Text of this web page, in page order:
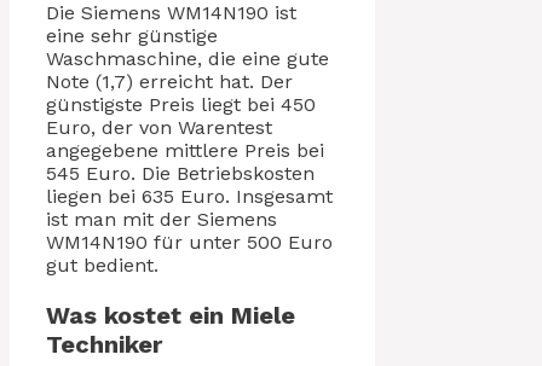
Die Siemens WM14N190 ist
eine sehr günstige
Waschmaschine, die eine gute
Note (1,7) erreicht hat. Der
günstigste Preis liegt bei 450
Euro, der von Warentest
angegebene mittlere Preis bei
545 Euro. Die Betriebskosten
liegen bei 635 Euro. Insgesamt
ist man mit der Siemens
WM14N190 für unter 500 Euro
gut bedient.
Was kostet ein Miele
Techniker